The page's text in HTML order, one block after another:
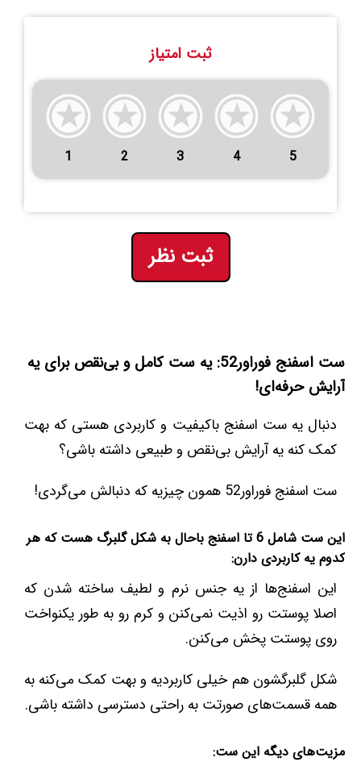
ثبت امتیاز
1 2 3 4 5
ثبت نظر
ست اسفنج فوراور52: یه ست کامل و بی‌نقص برای یه
آرایش حرفه‌ای!
دنبال یه ست اسفنج باکیفیت و کاربردی هستی که بهت
کمک کنه یه آرایش بی‌نقص و طبیعی داشته باشی؟
ست اسفنج فوراور52 همون چیزیه که دنبالش می‌گردی!
این ست شامل 6 تا اسفنج باحال به شکل گلبرگ هست که هر
کدوم یه کاربردی دارن:
این اسفنج‌ها از یه جنس نرم و لطیف ساخته شدن که
اصلا پوستت رو اذیت نمی‌کنن و کرم رو به طور یکنواخت
روی پوستت پخش می‌کنن.
شکل گلبرگشون هم خیلی کاربردیه و بهت کمک می‌کنه به
همه قسمت‌های صورتت به راحتی دسترسی داشته باشی.
مزیت‌های دیگه این ست: